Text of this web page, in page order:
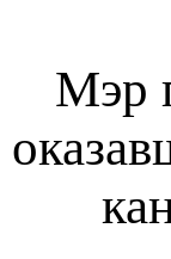
Мэр